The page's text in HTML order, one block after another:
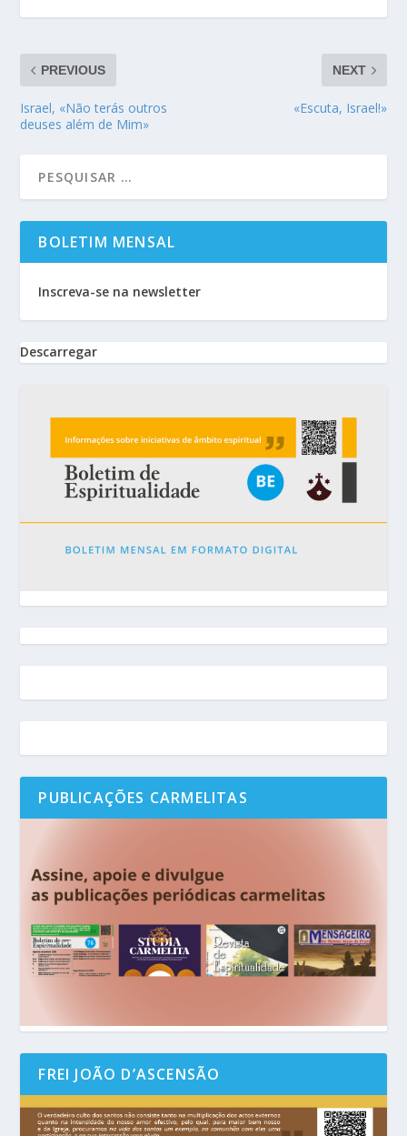
PREVIOUS
Israel, «Não terás outros
deuses além de Mim»
NEXT
«Escuta, Israel!»
BOLETIM MENSAL
Inscreva-se na newsletter
Descarregar
PUBLICAÇÕES CARMELITAS
FREI JOÃO D’ASCENSÃO